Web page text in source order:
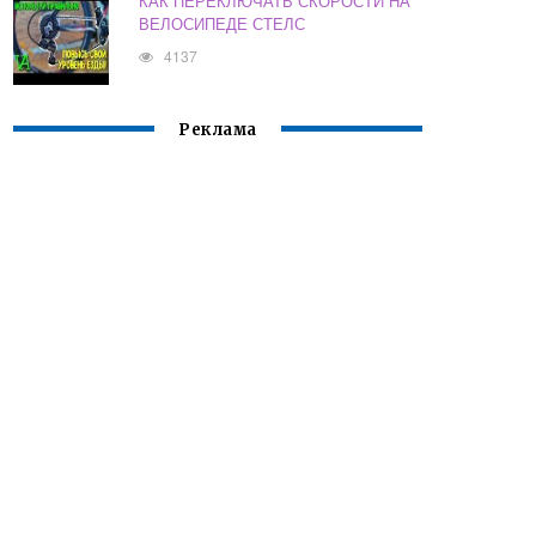
ВЕЛОСИПЕДЕ СТЕЛС
4137
Реклама